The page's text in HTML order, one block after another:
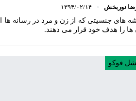
نوربخش ۱۳۹۴/۰۲/۱۴
های جنسیتی که از زن و مرد در رسانه ها
‏ها را هدف خود قرار می ‏دهند.
فوکو